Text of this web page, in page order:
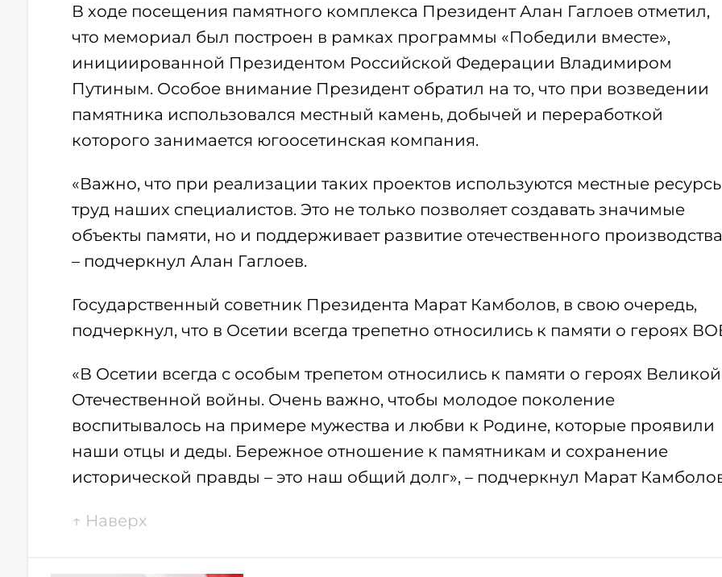
В ходе посещения памятного комплекса Президент Алан Гаглоев отметил,
что мемориал был построен в рамках программы «Победили вместе»,
инициированной Президентом Российской Федерации Владимиром
Путиным. Особое внимание Президент обратил на то, что при возведении
памятника использовался местный камень, добычей и переработкой
которого занимается югоосетинская компания.
«Важно, что при реализации таких проектов используются местные
труд наших специалистов. Это не только позволяет создавать значимые
объекты памяти, но и поддерживает развитие отечественного
– подчеркнул Алан Гаглоев.
Государственный советник Президента Марат Камболов, в свою очередь,
подчеркнул, что в Осетии всегда трепетно относились к памяти о героях
«В Осетии всегда с особым трепетом относились к памяти о героях Великой
Отечественной войны. Очень важно, чтобы молодое поколение
воспитывалось на примере мужества и любви к Родине, которые проявили
наши отцы и деды. Бережное отношение к памятникам и сохранение
исторической правды – это наш общий долг», – подчеркнул Марат
↑ Наверх